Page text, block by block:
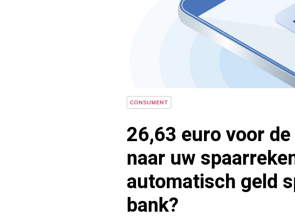
CONSUMENT
26,63 euro voor
naar uw
automatisch geld
bank?